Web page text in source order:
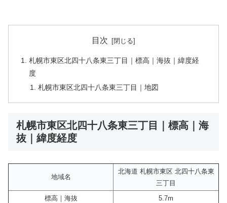
目次
札幌市東区北四十八条東三丁目｜標高｜海抜｜緯度経
度
札幌市東区北四十八条東三丁目｜地図
札幌市東区北四十八条東三丁目｜標高｜海
抜｜緯度経度
地域名
北海道 札幌市東区 北四十八条東
三丁目
標高｜海抜
5.7m